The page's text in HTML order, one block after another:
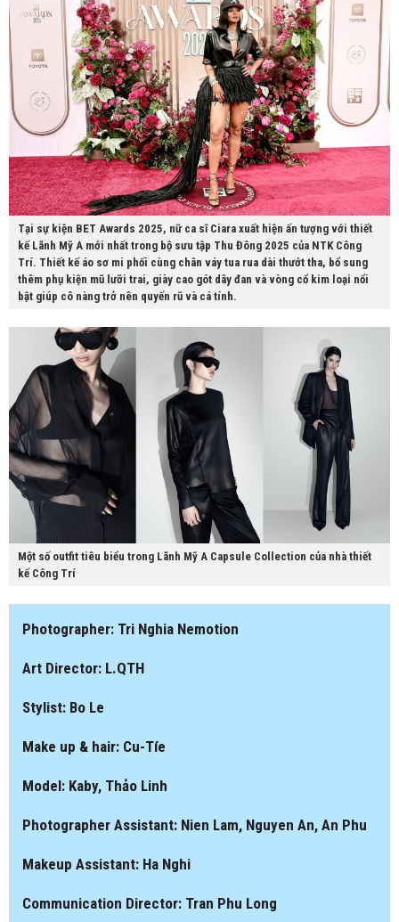
Tại sự kiện BET Awards 2025, nữ ca sĩ Ciara xuất hiện ấn tượng với thiết
kế Lãnh Mỹ A mới nhất trong bộ sưu tập Thu Đông 2025 của NTK Công
Trí. Thiết kế áo sơ mi phối cùng chân váy tua rua dài thướt tha, bổ sung
thêm phụ kiện mũ lưỡi trai, giày cao gót dây đan và vòng cổ kim loại nổi
bật giúp cô nàng trở nên quyến rũ và cá tính.
Một số outfit tiêu biểu trong Lãnh Mỹ A Capsule Collection của nhà thiết
kế Công Trí
Photographer: Tri Nghia Nemotion
Art Director: L.QTH
Stylist: Bo Le
Make up & hair: Cu-Tíe
Model: Kaby, Thảo Linh
Photographer Assistant: Nien Lam, Nguyen An, An Phu
Makeup Assistant: Ha Nghi
Communication Director: Tran Phu Long